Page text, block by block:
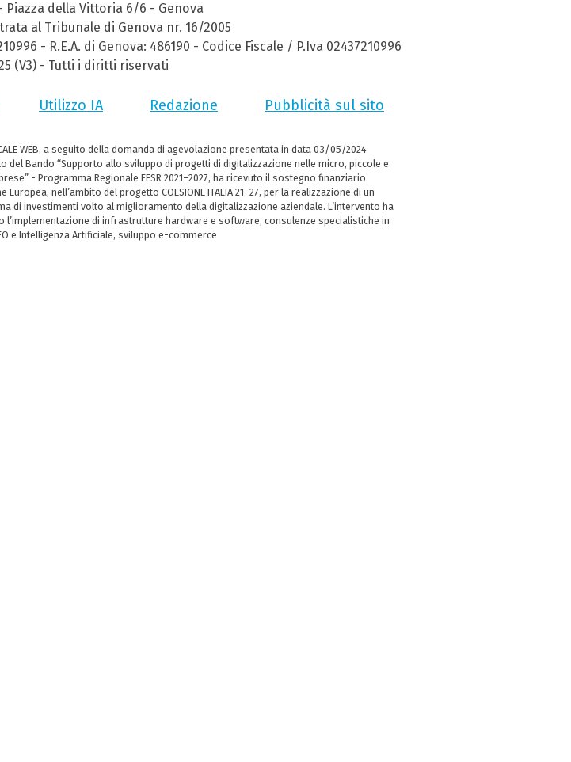
Piazza della Vittoria 6/6 - Genova
al Tribunale di Genova nr. 16/2005
- R.E.A. di Genova: 486190 - Codice Fiscale / P.Iva 02437210996
(V3) - Tutti i diritti riservati
Utilizzo IA Redazione Pubblicità sul sito
WEB, a seguito della domanda di agevolazione presentata in data 03/05/2024
del Bando “Supporto allo sviluppo di progetti di digitalizzazione nelle micro, piccole e
- Programma Regionale FESR 2021–2027, ha ricevuto il sostegno finanziario
Europea, nell’ambito del progetto COESIONE ITALIA 21–27, per la realizzazione di un
di investimenti volto al miglioramento della digitalizzazione aziendale. L’intervento ha
l’implementazione di infrastrutture hardware e software, consulenze specialistiche in
e Intelligenza Artificiale, sviluppo e-commerce